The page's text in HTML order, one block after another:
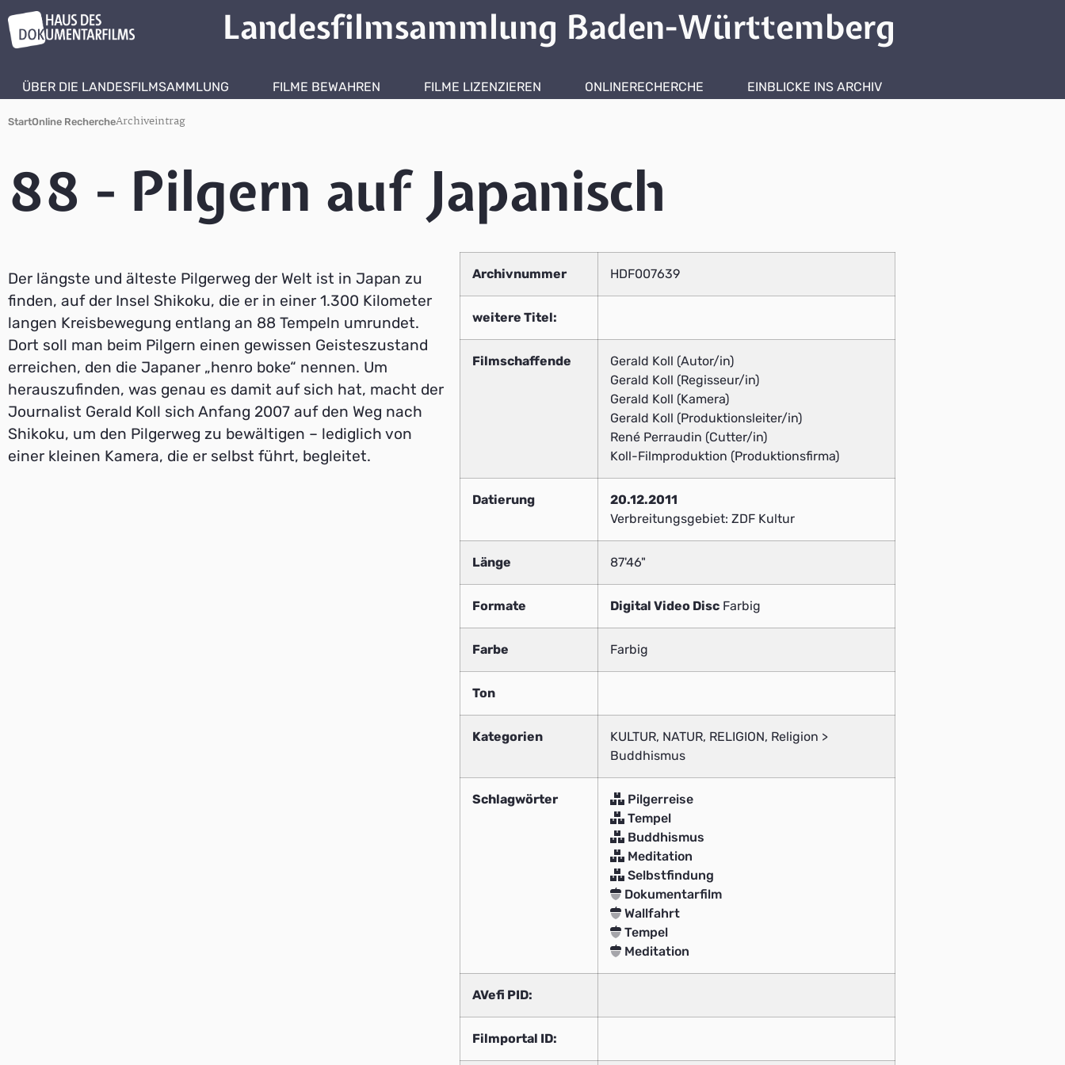
Landesfilmsammlung Baden-Württemberg
ÜBER DIE LANDESFILMSAMMLUNG FILME BEWAHREN FILME LIZENZIEREN ONLINERECHERCHE EINBLICKE INS ARCHIV
StartOnline RechercheArchiveintrag
88 - Pilgern auf Japanisch
Der längste und älteste Pilgerweg der Welt ist in Japan zu
finden, auf der Insel Shikoku, die er in einer 1.300 Kilometer
langen Kreisbewegung entlang an 88 Tempeln umrundet.
Dort soll man beim Pilgern einen gewissen Geisteszustand
erreichen, den die Japaner „henro boke“ nennen. Um
herauszufinden, was genau es damit auf sich hat, macht der
Journalist Gerald Koll sich Anfang 2007 auf den Weg nach
Shikoku, um den Pilgerweg zu bewältigen – lediglich von
einer kleinen Kamera, die er selbst führt, begleitet.
Archivnummer HDF007639
weitere Titel:
Filmschaffende
Gerald Koll (Autor/in)
Gerald Koll (Regisseur/in)
Gerald Koll (Kamera)
Gerald Koll (Produktionsleiter/in)
René Perraudin (Cutter/in)
Koll-Filmproduktion (Produktionsfirma)
Datierung
20.12.2011
Verbreitungsgebiet: ZDF Kultur
Länge 87'46"
Formate Digital Video Disc Farbig
Farbe Farbig
Ton
Kategorien
KULTUR, NATUR, RELIGION, Religion >
Buddhismus
Schlagwörter
Pilgerreise
Tempel
Buddhismus
Meditation
Selbstfindung
Dokumentarfilm
Wallfahrt
Tempel
Meditation
AVefi PID:
Filmportal ID: